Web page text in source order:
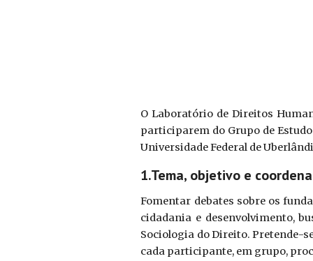
O Laboratório de Direitos
participarem do Grupo de
Universidade Federal de
1.Tema, objetivo e
Fomentar debates sobre os
cidadania e desenvolvimento,
Sociologia do Direito. Pretende-
cada participante, em grupo,